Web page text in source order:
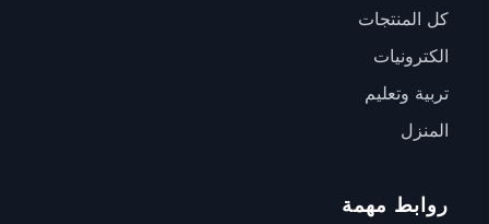
كل المنتجات
الكترونيات
تربية وتعليم
المنزل
روابط مهمة